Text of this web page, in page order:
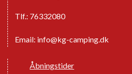
Tlf.: 76332080
Email: info@kg-camping.dk
Åbningstider